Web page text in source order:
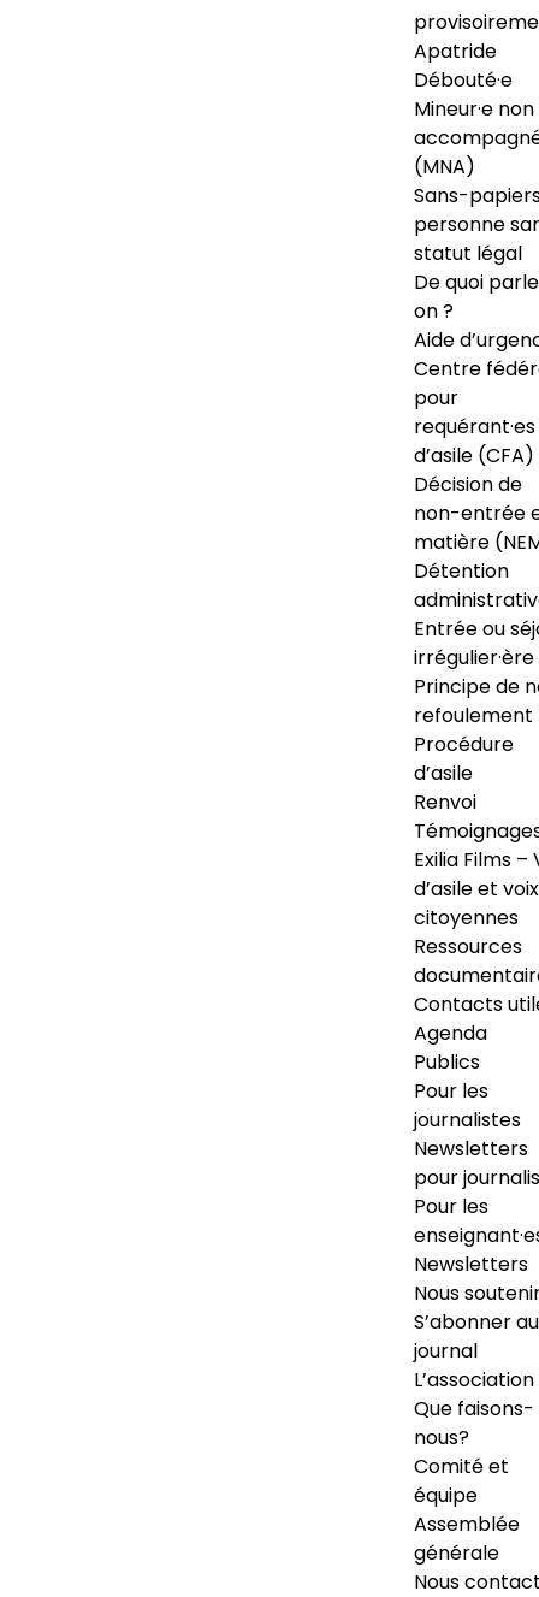
Apatride
Débouté·e
Mineur·e non
(MNA)
Sans-
personne
statut légal
De quoi
on ?
Aide
Centre
pour
requérant·es
d’asile (CFA)
Décision de
non-entrée
matière
Détention
Entrée ou
irrégulier·ère
Principe de
refoulement
Procédure
d’asile
Renvoi
Exilia Films –
d’asile et voix
citoyennes
Ressources
Contacts
Agenda
Publics
Pour les
journalistes
Newsletters
pour
Pour les
Newsletters
Nous
S’abonner au
journal
L’association
Que faisons-
nous?
Comité et
équipe
Assemblée
générale
Nous